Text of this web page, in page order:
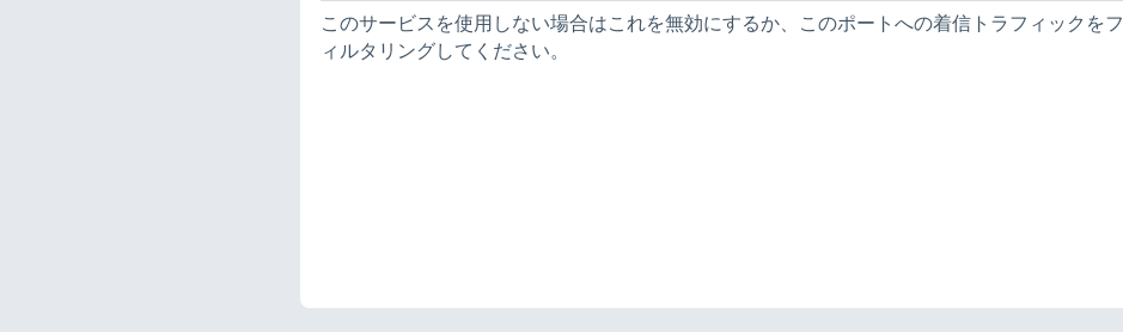
このサービスを使用しない場合はこれを無効にするか、このポートへの着信トラフィックをフ
ィルタリングしてください。